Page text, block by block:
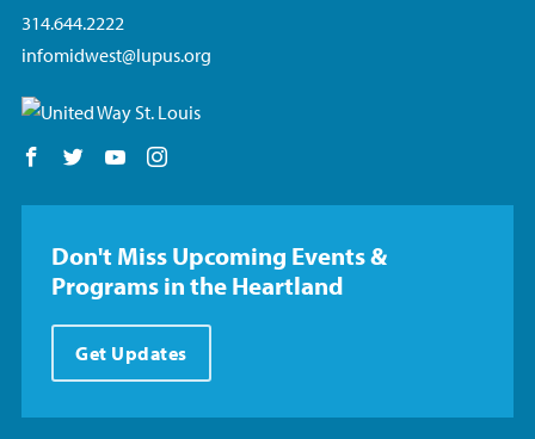
314.644.2222
infomidwest@lupus.org
Follow us on Facebook
Follow us on Twitter
Follow us on YouTube
Don't Miss Upcoming Events &
Programs in the Heartland
Get Updates